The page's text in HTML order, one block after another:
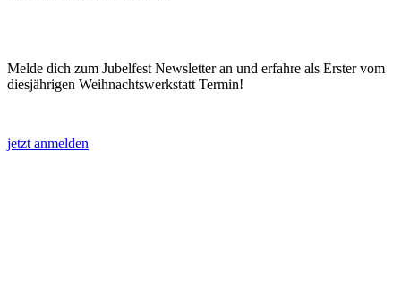
Melde dich zum Jubelfest Newsletter an und erfahre als Erster vom
diesjährigen Weihnachtswerkstatt Termin!
jetzt anmelden